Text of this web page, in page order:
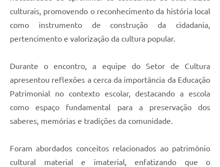
culturais, promovendo o reconhecimento da história local
como instrumento de construção da cidadania,
pertencimento e valorização da cultura popular.
Durante o encontro, a equipe do Setor de Cultura
apresentou reflexões a cerca da importância da Educação
Patrimonial no contexto escolar, destacando a escola
como espaço fundamental para a preservação dos
saberes, memórias e tradições da comunidade.
Foram abordados conceitos relacionados ao patrimônio
cultural material e imaterial, enfatizando que o